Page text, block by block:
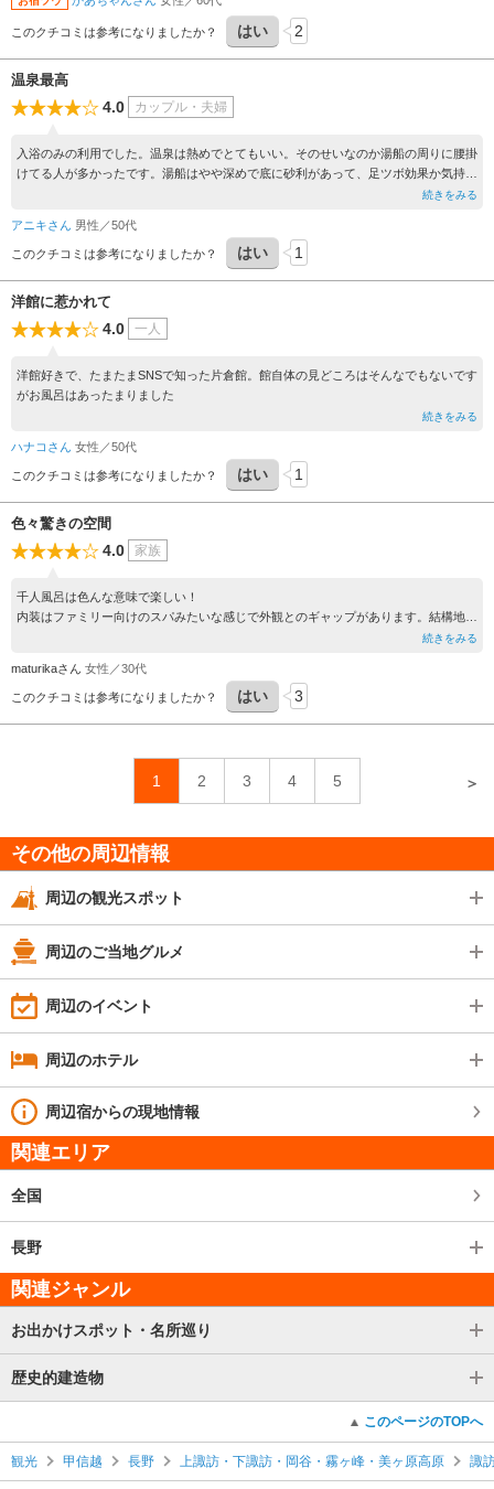
このクチコミは参考になりましたか？ はい 2
温泉最高
4.0 カップル・夫婦
入浴のみの利用でした。温泉は熱めでとてもいい。そのせいなのか湯船の周りに腰掛
けてる人が多かったです。湯船はやや深めで底に砂利があって、足ツボ効果か気持ち
続きをみる
アニキさん 男性／50代
このクチコミは参考になりましたか？ はい 1
洋館に惹かれて
4.0 一人
洋館好きで、たまたまSNSで知った片倉館。館自体の見どころはそんなでもないです
がお風呂はあったまりました
続きをみる
ハナコさん 女性／50代
このクチコミは参考になりましたか？ はい 1
色々驚きの空間
4.0 家族
千人風呂は色んな意味で楽しい！
内装はファミリー向けのスパみたいな感じで外観とのギャップがあります。結構地元
段になっている所に座るとお湯が顎のあたりまで来ます。
下に小石が敷き詰められているので歩くと感触が楽しいです。
続きをみる
maturikaさん 女性／30代
このクチコミは参考になりましたか？ はい 3
1 2 3 4 5 ＞
その他の周辺情報
周辺の観光スポット
周辺のご当地グルメ
周辺のイベント
周辺のホテル
周辺宿からの現地情報
関連エリア
全国
長野
関連ジャンル
お出かけスポット・名所巡り
歴史的建造物
このページのTOPへ
観光 甲信越 長野 上諏訪・下諏訪・岡谷・霧ヶ峰・美ヶ原高原 諏